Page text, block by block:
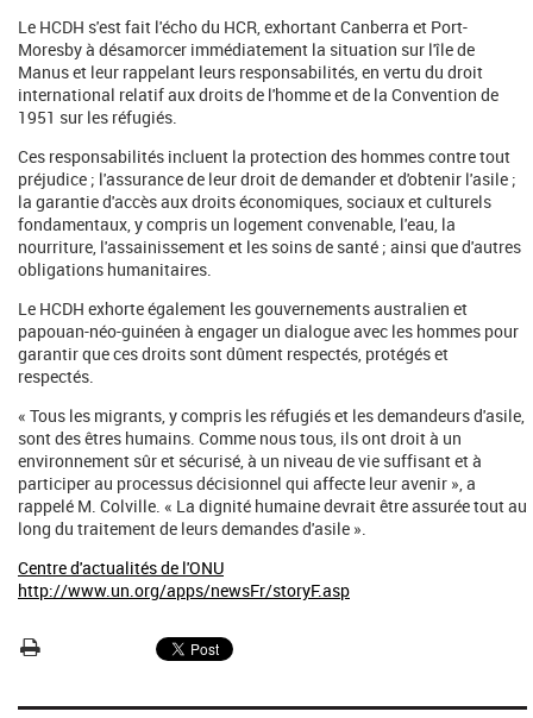
Le HCDH s'est fait l'écho du HCR, exhortant Canberra et Port-
Moresby à désamorcer immédiatement la situation sur l'île de
Manus et leur rappelant leurs responsabilités, en vertu du droit
international relatif aux droits de l'homme et de la Convention de
1951 sur les réfugiés.
Ces responsabilités incluent la protection des hommes contre tout
préjudice ; l'assurance de leur droit de demander et d'obtenir l'asile ;
la garantie d'accès aux droits économiques, sociaux et culturels
fondamentaux, y compris un logement convenable, l'eau, la
nourriture, l'assainissement et les soins de santé ; ainsi que d'autres
obligations humanitaires.
Le HCDH exhorte également les gouvernements australien et
papouan-néo-guinéen à engager un dialogue avec les hommes pour
garantir que ces droits sont dûment respectés, protégés et
respectés.
« Tous les migrants, y compris les réfugiés et les demandeurs d'asile,
sont des êtres humains. Comme nous tous, ils ont droit à un
environnement sûr et sécurisé, à un niveau de vie suffisant et à
participer au processus décisionnel qui affecte leur avenir », a
rappelé M. Colville. « La dignité humaine devrait être assurée tout au
long du traitement de leurs demandes d'asile ».
Centre d'actualités de l'ONU
http://www.un.org/apps/newsFr/storyF.asp